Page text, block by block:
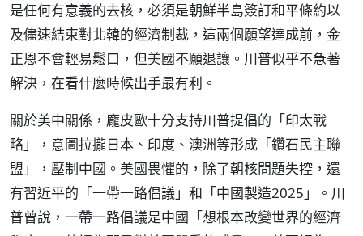
是任何有意義的去核，必須是朝鮮半島簽訂和平條約以
及儘速結束對北韓的經濟制裁，這兩個願望達成前，金
正恩不會輕易鬆口，但美國不願退讓。川普似乎不急著
解決，在看什麼時候出手最有利。
關於美中關係，龐皮歐十分支持川普提倡的「印太戰
略」，意圖拉攏日本、印度、澳洲等形成「鑽石民主聯
盟」，壓制中國。美國畏懼的，除了朝核問題失控，還
有習近平的「一帶一路倡議」和「中國製造2025」。川
普曾說，一帶一路倡議是中國「想根本改變世界的經濟